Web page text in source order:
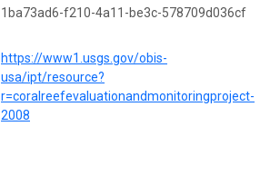
1ba73ad6-f210-4a11-be3c-578709d036cf
https://www1.usgs.gov/obis-
usa/ipt/resource?
r=coralreefevaluationandmonitoringproject-
2008